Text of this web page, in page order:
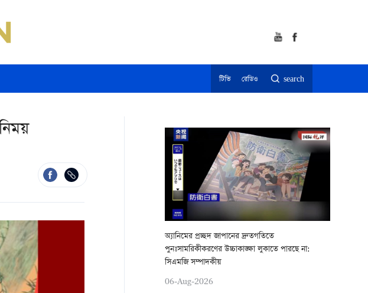
টিভি রেডিও search
অ্যানিমের প্রচ্ছদ জাপানের দ্রুতগতিতে
পুনঃসামরিকীকরণের উচ্চাকাঙ্ক্ষা লুকাতে পারছে না:
সিএমজি সম্পাদকীয়
06-Aug-2026